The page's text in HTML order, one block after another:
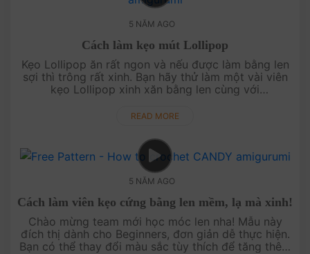
5 NĂM AGO
Cách làm kẹo mút Lollipop
Kẹo Lollipop ăn rất ngon và nếu được làm bằng len
sợi thì trông rất xinh. Bạn hãy thử làm một vài viên
kẹo Lollipop xinh xăn bằng len cùng với
sẵn ở đây, bấm và xem ngay....
READ MORE
5 NĂM AGO
Cách làm viên kẹo cứng bằng len mềm, lạ mà xinh!
Chào mừng team mới học móc len nha! Mẫu này
đích thị dành cho Beginners, đơn giản dễ thực hiện.
Bạn có thể thay đổi màu sắc tùy thích để tăng thêm